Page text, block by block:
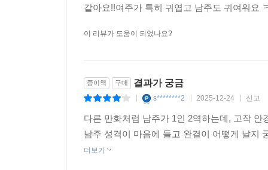
같아요!!여주가 특히 귀엽고 남주도 귀여워요
이 리뷰가 도움이 되었나요?
종이책 구매 결과가 궁금
s********2 2025-12-24 신고
다른 만화처럼 남주가 1인 2역하는데, 고작
남주 성격이 마음에 들고 완결이 어떻게 날지
더보기